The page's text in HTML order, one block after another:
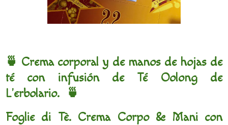
🍵 Crema corporal y de manos de hojas de
té con infusión de Té Oolong de
L'erbolario. 🍵
Foglie di Tè. Crema Corpo & Mani con